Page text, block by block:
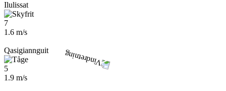
Ilulissat
7
1.6 m/s
Qasigiannguit
5
1.9 m/s